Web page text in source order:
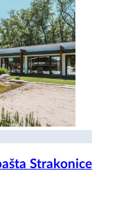
Strakonice